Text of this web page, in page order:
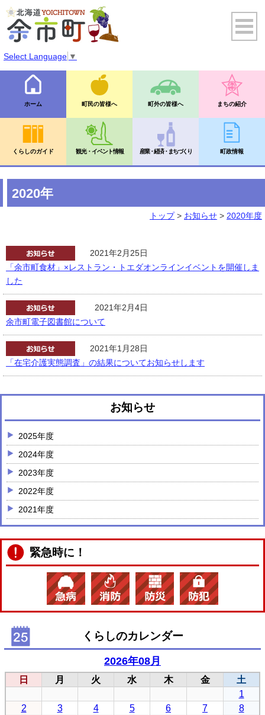
Select Language ▼
ホーム 町民の皆様へ 町外の皆様へ まちの紹介
くらしのガイド 観光・イベント情報 産業・経済・まちづくり 町政情報
2020年
トップ> お知らせ > 2020年度
2021年2月25日
「余市町食材」×レストラン・トエダオンラインイベントを開催しま
した
2021年2月4日
余市町電子図書館について
2021年1月28日
「在宅介護実態調査」の結果についてお知らせします
お知らせ
2025年度
2024年度
2023年度
2022年度
2021年度
緊急時に！
くらしのカレンダー